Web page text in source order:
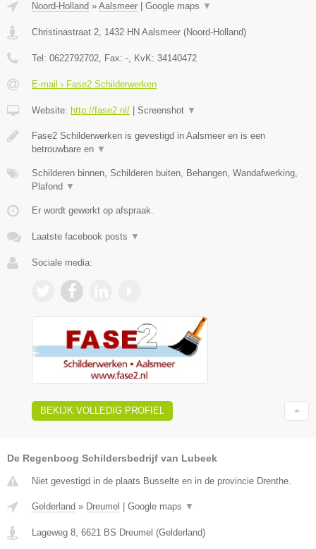
Noord-Holland » Aalsmeer Google maps ▼
Christinastraat 2, 1432 HN Aalsmeer (Noord-Holland)
Tel: 0622792702, Fax: -, KvK: 34140472
E-mail › Fase2 Schilderwerken
Website: http://fase2.nl/ Screenshot ▼
Fase2 Schilderwerken is gevestigd in Aalsmeer en is een
betrouwbare en ▼
Schilderen binnen, Schilderen buiten, Behangen, Wandafwerking,
Plafond ▼
Er wordt gewerkt op afspraak.
Laatste facebook posts ▼
Sociale media:
BEKIJK VOLLEDIG PROFIEL
De Regenboog Schildersbedrijf van Lubeek
Niet gevestigd in de plaats Busselte en in de provincie Drenthe.
Gelderland » Dreumel Google maps ▼
Lageweg 8, 6621 BS Dreumel (Gelderland)